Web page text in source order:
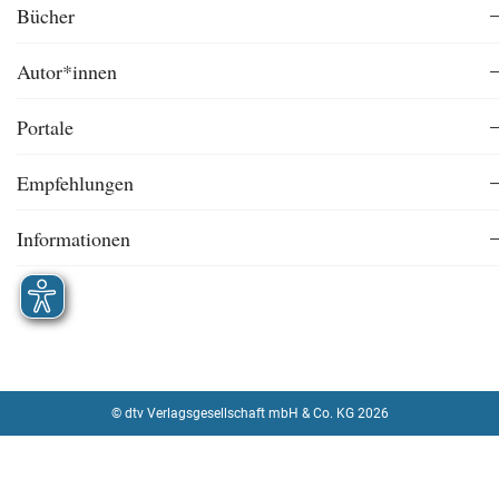
Bücher
Autor*innen
Portale
Empfehlungen
Informationen
© dtv Verlagsgesellschaft mbH & Co. KG 2026